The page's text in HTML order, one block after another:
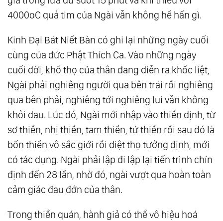
4000oC quả tim của Ngài vẫn không hề hấn gì.
Kinh Đại Bát Niết Bàn có ghi lại những ngày cuối
cùng của đức Phật Thích Ca. Vào những ngày
cuối đời, khổ thọ của thân đang diễn ra khốc liệt,
Ngài phải nghiêng người qua bên trái rồi nghiêng
qua bên phải, nghiêng tới nghiêng lui vẫn không
khỏi đau. Lúc đó, Ngài mới nhập vào thiền định, từ
sơ thiền, nhị thiền, tam thiền, tứ thiền rồi sau đó là
bốn thiền vô sắc giới rồi diệt thọ tưởng định, mới
có tác dụng. Ngài phải lập đi lập lại tiến trình chín
định đến 28 lần, nhờ đó, ngài vượt qua hoàn toàn
cảm giác đau đớn của thân.
Trong thiền quán, hành giả có thể vô hiệu hoá